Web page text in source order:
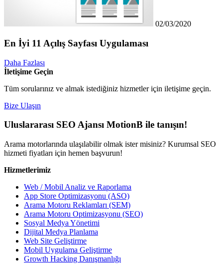
02/03/2020
En İyi 11 Açılış Sayfası Uygulaması
Daha Fazlası
İletişime Geçin
Tüm sorularınız ve almak istediğiniz hizmetler için iletişime geçin.
Bize Ulaşın
Uluslararası SEO Ajansı MotionB ile tanışın!
Arama motorlarında ulaşılabilir olmak ister misiniz? Kurumsal SEO
hizmeti fiyatları için hemen başvurun!
Hizmetlerimiz
Web / Mobil Analiz ve Raporlama
App Store Optimizasyonu (ASO)
Arama Motoru Reklamları (SEM)
Arama Motoru Optimizasyonu (SEO)
Sosyal Medya Yönetimi
Dijital Medya Planlama
Web Site Geliştirme
Mobil Uygulama Geliştirme
Growth Hacking Danışmanlığı